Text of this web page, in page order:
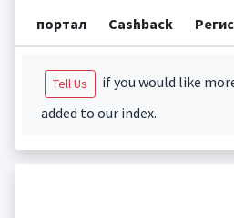
портал Cashback
Tell Us
if you would like
added to our index.